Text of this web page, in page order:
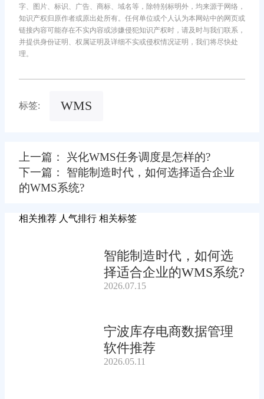
字、图片、标识、广告、商标、域名等，除特别标明外，均来源于网络，
知识产权归原作者或原出处所有。任何单位或个人认为本网站中的网页或
链接内容可能存在不实内容或涉嫌侵犯知识产权时，请及时与我们联系，
并提供身份证明、权属证明及详细不实或侵权情况证明，我们将尽快处
理。
标签: WMS
上一篇： 兴化WMS任务调度是怎样的?
下一篇： 智能制造时代，如何选择适合企业
的WMS系统?
相关推荐 人气排行 相关标签
智能制造时代，如何选
择适合企业的WMS系统?
2026.07.15
宁波库存电商数据管理
软件推荐
2026.05.11